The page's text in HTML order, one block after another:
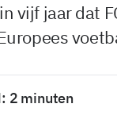
vijf jaar dat
2 minuten